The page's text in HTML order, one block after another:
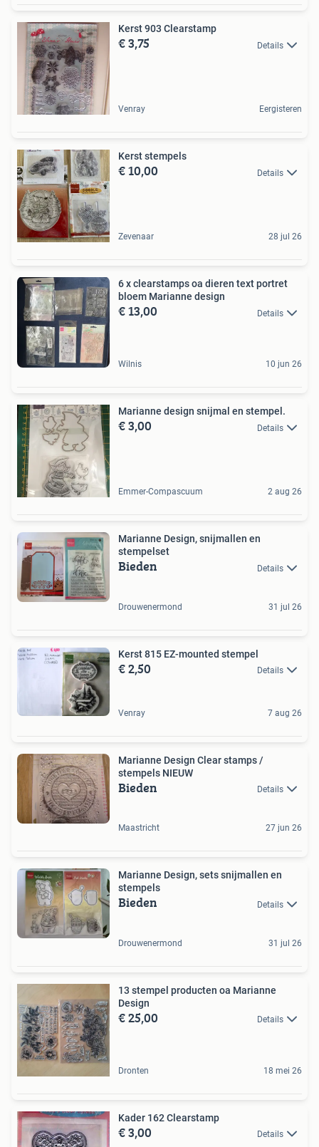
Kerst 903 Clearstamp
€ 3,75 Details
Venray Eergisteren
Kerst stempels
€ 10,00 Details
Zevenaar 28 jul 26
6 x clearstamps oa dieren text portret
bloem Marianne design
€ 13,00 Details
Wilnis 10 jun 26
Marianne design snijmal en stempel.
€ 3,00 Details
Emmer-Compascuum 2 aug 26
Marianne Design, snijmallen en
stempelset
Bieden Details
Drouwenermond 31 jul 26
Kerst 815 EZ-mounted stempel
€ 2,50 Details
Venray 7 aug 26
Marianne Design Clear stamps /
stempels NIEUW
Bieden Details
Maastricht 27 jun 26
Marianne Design, sets snijmallen en
stempels
Bieden Details
Drouwenermond 31 jul 26
13 stempel producten oa Marianne
Design
€ 25,00 Details
Dronten 18 mei 26
Kader 162 Clearstamp
€ 3,00 Details